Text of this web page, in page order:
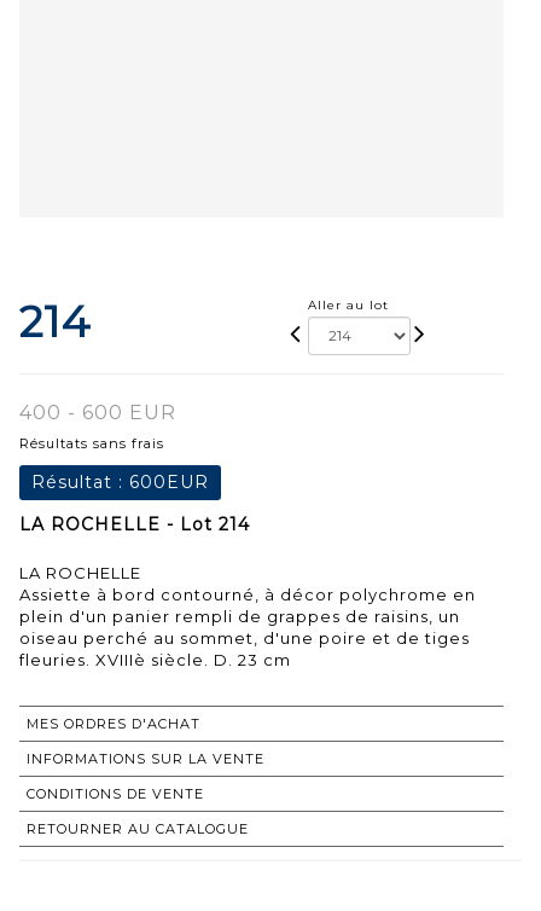
214 Aller au lot
400 - 600 EUR
Résultats sans frais
Résultat : 600EUR
LA ROCHELLE - Lot 214
LA ROCHELLE
Assiette à bord contourné, à décor polychrome en
plein d'un panier rempli de grappes de raisins, un
oiseau perché au sommet, d'une poire et de tiges
fleuries. XVIIIè siècle. D. 23 cm
MES ORDRES D'ACHAT
INFORMATIONS SUR LA VENTE
CONDITIONS DE VENTE
RETOURNER AU CATALOGUE